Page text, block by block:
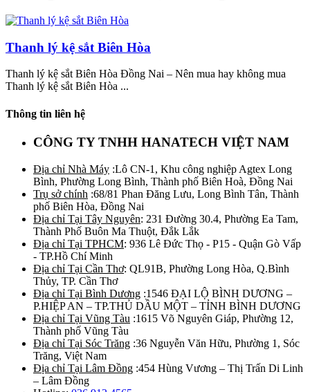
Thanh lý kệ sắt Biên Hòa
Thanh lý kệ sắt Biên Hòa Đồng Nai – Nên mua hay không mua
Thanh lý kệ sắt Biên Hòa ...
Thông tin liên hệ
CÔNG TY TNHH HANATECH VIỆT NAM
Địa chỉ Nhà Máy :Lô CN-1, Khu công nghiệp Agtex Long
Bình, Phường Long Bình, Thành phố Biên Hoà, Đồng Nai
Trụ sở chính :68/81 Phan Đăng Lưu, Long Bình Tân, Thành
phố Biên Hòa, Đồng Nai
Địa chỉ Tại Tây Nguyên: 231 Đường 30.4, Phường Ea Tam,
Thành Phố Buôn Ma Thuột, Đắk Lắk
Địa chỉ Tại TPHCM: 936 Lê Đức Thọ - P15 - Quận Gò Vấp
- TP.Hồ Chí Minh
Địa chỉ Tại Cần Thơ: QL91B, Phường Long Hòa, Q.Bình
Thủy, TP. Cần Thơ
Địa chỉ Tại Bình Dương :1546 ĐẠI LỘ BÌNH DƯƠNG –
P.HIỆP AN – TP.THỦ DẦU MỘT – TỈNH BÌNH DƯƠNG
Địa chỉ Tại Vũng Tàu :1615 Võ Nguyên Giáp, Phường 12,
Thành phố Vũng Tàu
Địa chỉ Tại Sóc Trăng :36 Nguyễn Văn Hữu, Phường 1, Sóc
Trăng, Việt Nam
Địa chỉ Tại Lâm Đồng :454 Hùng Vương – Thị Trấn Di Linh
– Lâm Đồng